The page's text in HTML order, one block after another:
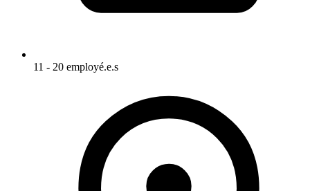
11 - 20 employé.e.s